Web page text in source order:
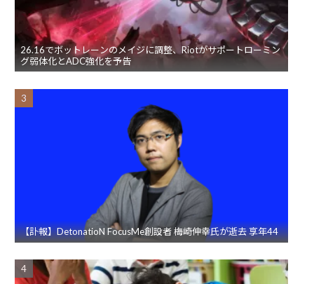
26.16でボットレーンのメイジに調整、Riotがサポートローミン
グ弱体化とADC強化を予告
【訃報】DetonatioN FocusMe創設者 梅崎伸幸氏が逝去 享年44